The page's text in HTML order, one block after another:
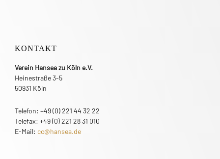
KONTAKT
Verein Hansea zu Köln e.V.
Heinestraße 3-5
50931 Köln
Telefon: +49 (0) 221 44 32 22
Telefax: +49 (0) 221 28 31 010
E-Mail: cc@hansea.de